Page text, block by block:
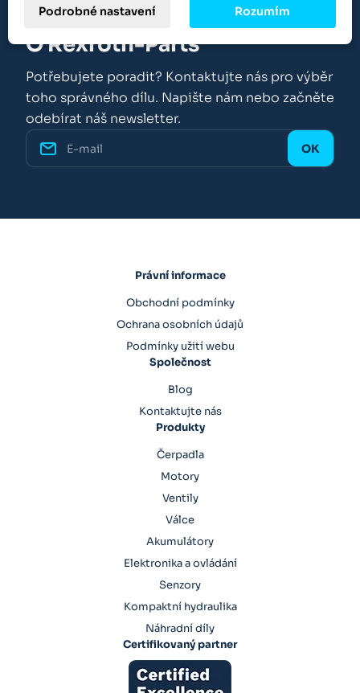
O Rexroth-Parts
Potřebujete poradit? Kontaktujte nás pro výběr
toho správného dílu. Napište nám nebo začněte
odebírat náš newsletter.
Právní informace
Obchodní podmínky
Ochrana osobních údajů
Podmínky užití webu
Společnost
Blog
Kontaktujte nás
Produkty
Čerpadla
Motory
Ventily
Válce
Akumulátory
Elektronika a ovládání
Senzory
Kompaktní hydraulika
Náhradní díly
Certifikovaný partner
Podrobné nastavení Rozumím